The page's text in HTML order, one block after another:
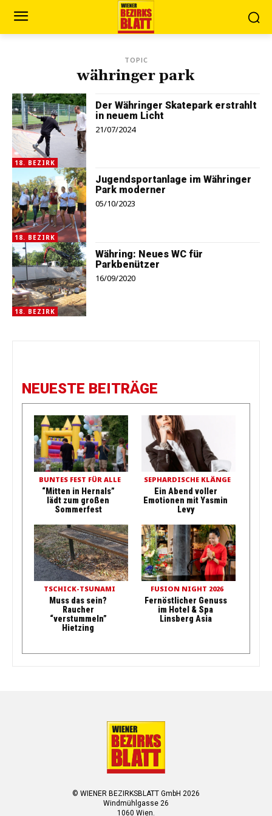
TOPIC
währinger park
18. BEZIRK
Der Währinger Skatepark erstrahlt
in neuem Licht
21/07/2024
18. BEZIRK
Jugendsportanlage im Währinger
Park moderner
05/10/2023
18. BEZIRK
Währing: Neues WC für
Parkbenützer
16/09/2020
NEUESTE BEITRÄGE
BUNTES FEST FÜR ALLE
“Mitten in Hernals”
lädt zum großen
Sommerfest
SEPHARDISCHE KLÄNGE
Ein Abend voller
Emotionen mit Yasmin
Levy
TSCHICK-TSUNAMI
Muss das sein?
Raucher
“verstummeln”
Hietzing
FUSION NIGHT 2026
Fernöstlicher Genuss
im Hotel & Spa
Linsberg Asia
© WIENER BEZIRKSBLATT GmbH 2026
Windmühlgasse 26
1060 Wien.